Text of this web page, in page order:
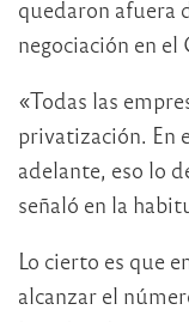
quedaron afuera
negociación en el
«Todas las
privatización. En
adelante, eso lo
señaló en la
Lo cierto es que
alcanzar el